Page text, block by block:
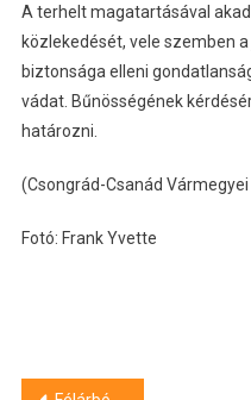
A terhelt magatartásával
közlekedését, vele szemben
biztonsága elleni
vádat. Bűnösségének
határozni.
(Csongrád-Csanád
Fotó: Frank Yvette